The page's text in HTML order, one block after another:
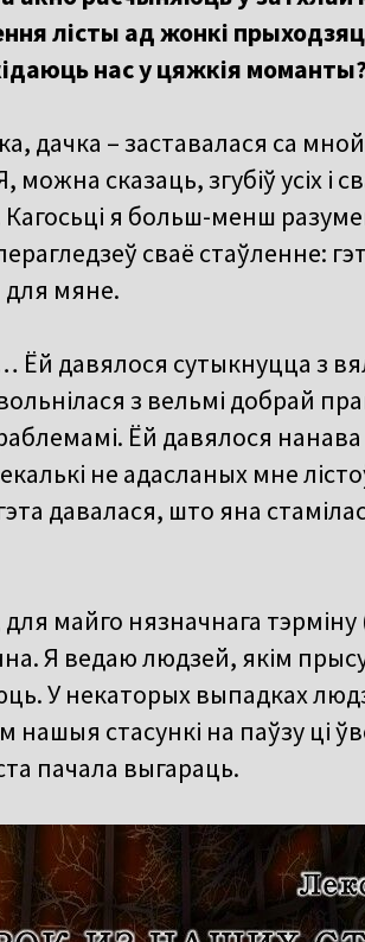
лісты ад жонкі
нас у цяжкія
дачка – заставалася са мной
можна сказаць, згубіў усіх і
я больш-менш
сваё стаўленне:
для мяне.
Ёй давялося сутыкнуцца з
з вельмі добрай
Ёй давялося нанава
не адасланых мне
давалася, што яна
майго нязначнага тэрміну
Я ведаю людзей, якім
У некаторых выпадках
нашыя стасункі на паўзу ці
пачала выгараць.